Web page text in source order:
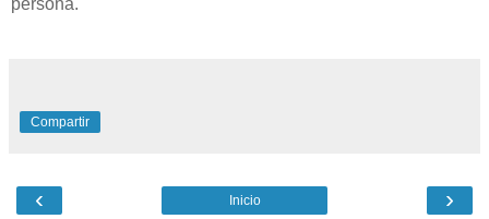
Compartir
‹ ›
Inicio